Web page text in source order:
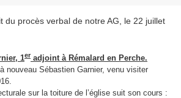
du procès verbal de notre AG, le 22 juillet
1er adjoint à Rémalard en Perche.
nouveau Sébastien Garnier, venu visiter
sur la toiture de l’église suit son cours :